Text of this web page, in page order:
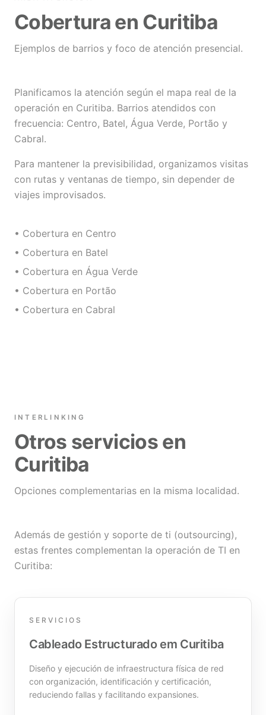
Cobertura en Curitiba
Ejemplos de barrios y foco de atención presencial.
Planificamos la atención según el mapa real de la
operación en Curitiba. Barrios atendidos con
frecuencia: Centro, Batel, Água Verde, Portão y
Cabral.
Para mantener la previsibilidad, organizamos visitas
con rutas y ventanas de tiempo, sin depender de
viajes improvisados.
• Cobertura en Centro
• Cobertura en Batel
• Cobertura en Água Verde
• Cobertura en Portão
• Cobertura en Cabral
INTERLINKING
Otros servicios en
Curitiba
Opciones complementarias en la misma localidad.
Además de gestión y soporte de ti (outsourcing),
estas frentes complementan la operación de TI en
Curitiba:
SERVICIOS
Cableado Estructurado em Curitiba
Diseño y ejecución de infraestructura física de red
con organización, identificación y certificación,
reduciendo fallas y facilitando expansiones.